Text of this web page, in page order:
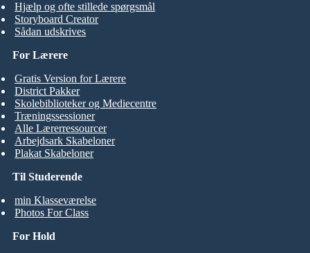
Hjælp og ofte stillede spørgsmål
Storyboard Creator
Sådan udskrives
Til Studerende
min Klasseværelse
Photos For Class
For Lærere
Gratis Version for Lærere
District Pakker
Skolebiblioteker og Mediecentre
Træningssessioner
Alle Lærerressourcer
Arbejdsark Skabeloner
Plakat Skabeloner
For Hold